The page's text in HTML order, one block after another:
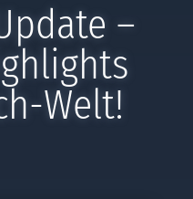
–
Welt!